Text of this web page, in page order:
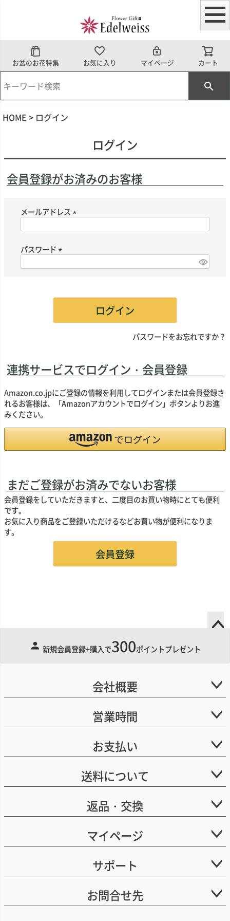
お盆のお花特集 お気に入り マイページ カート
HOME ログイン
ログイン
会員登録がお済みのお客様
メールアドレス
)
パスワード
)
ログイン
パスワードをお忘れですか？
連携サービスでログイン・会員登録
Amazon.co.jpにご登録の情報を利用してログインまたは会員登録さ
れるお客様は、「Amazonアカウントでログイン」ボタンよりお進
みください。
まだご登録がお済みでないお客様
会員登録をしていただきますと、二度目のお買い物時にとても便利
です。
お気に入り商品をご登録いただけるなどお買い物が便利になりま
す。
会員登録
新規会員登録+購入で300ポイントプレゼント
会社概要
営業時間
お支払い
送料について
返品・交換
マイページ
サポート
お問合せ先